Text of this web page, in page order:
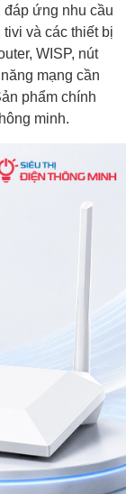
đáp ứng nhu cầu
và các thiết bị
WISP, nút
mạng cần
phẩm chính
minh.